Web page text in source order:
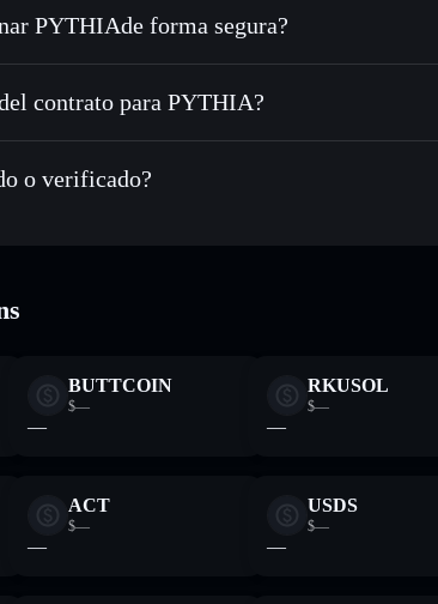
coste en dólares en PYTHIA a lo largo del tiempo
: transferir PYTHIA sin vincular públicamente las
: almacenar PYTHIA en una cartera sin custodia donde
PYTHIAde forma segura?
PYTHIA cartera sin custodia
contrato para PYTHIA?
PYTHIA
o verificado?
BUTTCOIN
$—
—
RKUSOL
$—
—
ACT
$—
—
USDS
$—
—